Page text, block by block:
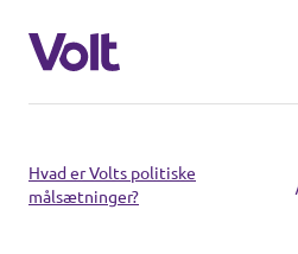
Vælg et sprog
Hvad er Volts politiske
målsætninger?